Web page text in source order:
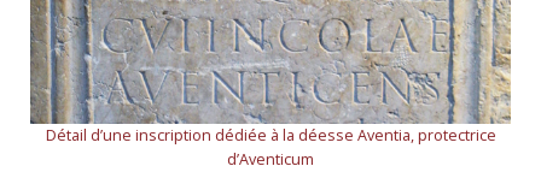
Détail d’une inscription dédiée à la déesse Aventia, protectrice
d’Aventicum